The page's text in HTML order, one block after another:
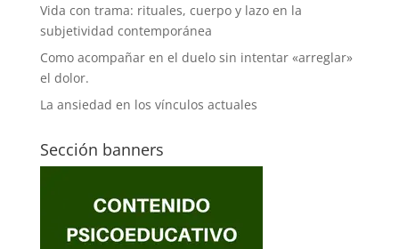
Vida con trama: rituales, cuerpo y lazo en la
subjetividad contemporánea
Como acompañar en el duelo sin intentar «arreglar»
el dolor.
La ansiedad en los vínculos actuales
Sección banners